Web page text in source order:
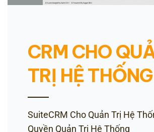
CRM CHO
TRỊ HỆ THỐNG
SuiteCRM Cho Quản Trị Hệ
Quyền Quản Trị Hệ Thống